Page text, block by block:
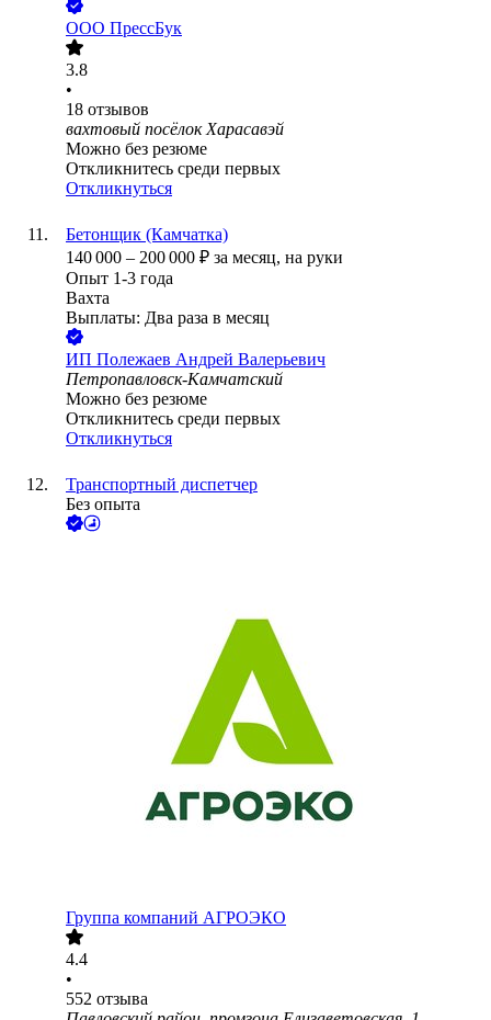
ООО ПрессБук
3.8
•
18 отзывов
вахтовый посёлок Харасавэй
Можно без резюме
Откликнитесь среди первых
Откликнуться
Бетонщик (Камчатка)
140 000 – 200 000 ₽ за месяц, на руки
Опыт 1-3 года
Вахта
Выплаты: Два раза в месяц
ИП Полежаев Андрей Валерьевич
Петропавловск-Камчатский
Можно без резюме
Откликнитесь среди первых
Откликнуться
Транспортный диспетчер
Без опыта
Группа компаний АГРОЭКО
4.4
•
552 отзыва